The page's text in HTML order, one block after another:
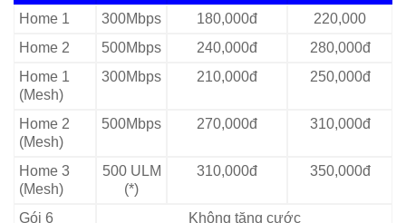
Home 1
300Mbps 180,000đ
220,000
Home 2
500Mbps 240,000đ
280,000đ
Home 1
(Mesh)
300Mbps 210,000đ 250,000đ
Home 2
(Mesh)
500Mbps 270,000đ 310,000đ
Home 3
(Mesh)
500 ULM
(*)
310,000đ 350,000đ
Gói 6
Không tặng cước